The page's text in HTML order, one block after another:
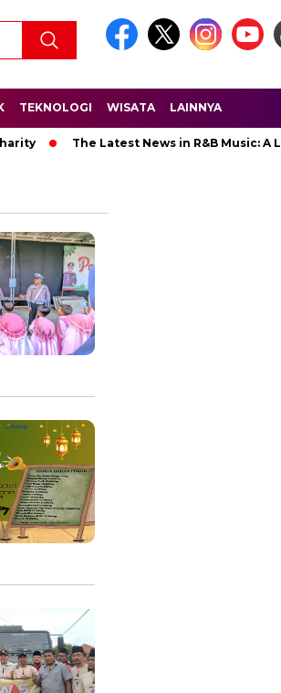
TEKNOLOGI WISATA LAINNYA
The Latest News in R&B Music: A